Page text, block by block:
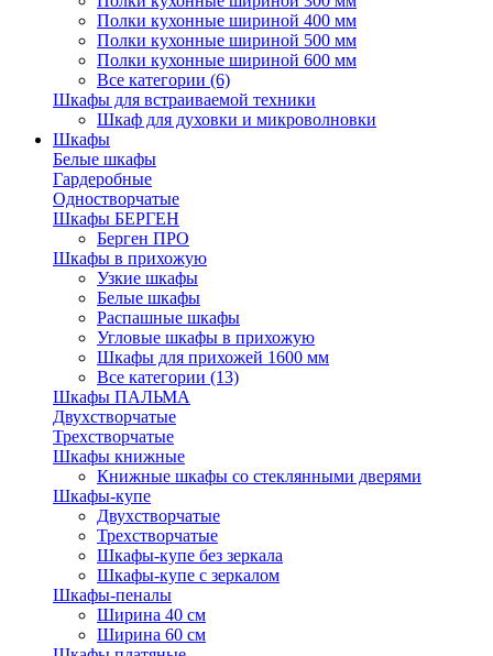
Полки кухонные шириной 400 мм
Полки кухонные шириной 500 мм
Полки кухонные шириной 600 мм
Все категории (6)
Шкафы для встраиваемой техники
Шкаф для духовки и микроволновки
Шкафы
Белые шкафы
Гардеробные
Одностворчатые
Шкафы БЕРГЕН
Берген ПРО
Шкафы в прихожую
Узкие шкафы
Белые шкафы
Распашные шкафы
Угловые шкафы в прихожую
Шкафы для прихожей 1600 мм
Все категории (13)
Шкафы ПАЛЬМА
Двухстворчатые
Трехстворчатые
Шкафы книжные
Книжные шкафы со стеклянными дверями
Шкафы-купе
Двухстворчатые
Трехстворчатые
Шкафы-купе без зеркала
Шкафы-купе с зеркалом
Шкафы-пеналы
Ширина 40 см
Ширина 60 см